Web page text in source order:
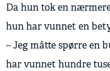
Da hun tok en
hun har vunnet en
– Jeg måtte spørre en
har vunnet hundre